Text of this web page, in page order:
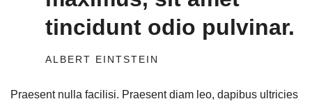
tincidunt odio pulvinar.
ALBERT EINTSTEIN
Praesent nulla facilisi. Praesent diam leo, dapibus ultricies